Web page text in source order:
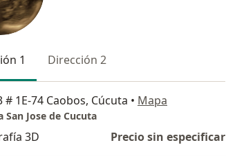
1 Dirección 2
# 1E-74 Caobos, Cúcuta • Mapa
San Jose de Cucuta
3D Precio sin especificar